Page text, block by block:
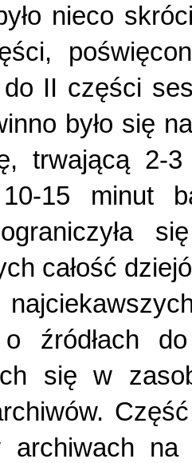
nieco
II części
było się
trwającą 2-
15 minut
całość
o źródłach
się w
archiwach